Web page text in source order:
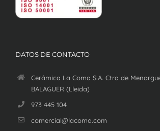
DATOS DE CONTACTO
Cerámica La Coma S.A. Ctra de
BALAGUER (Lleida)
973 445 104
comercial@lacoma.com